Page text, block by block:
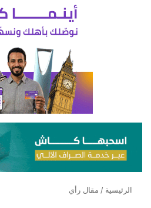
الرئيسية / مقال رأي